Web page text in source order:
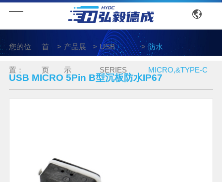
您的位
置：
首
页
> 产品展
示
> USB
SERIES
> 防水
MICRO,&TYPE-C
USB MICRO 5Pin B型沉板防水IP67